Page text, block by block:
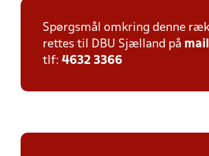
Spørgsmål omkring denne
rettes til DBU Sjælland på mail
tlf: 4632 3366